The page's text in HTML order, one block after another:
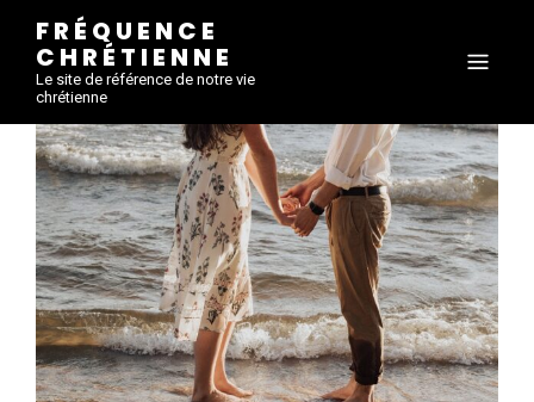
FRÉQUENCE
CHRÉTIENNE
Le site de référence de notre vie
chrétienne